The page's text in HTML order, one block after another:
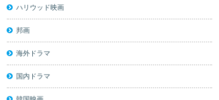
ハリウッド映画
邦画
海外ドラマ
国内ドラマ